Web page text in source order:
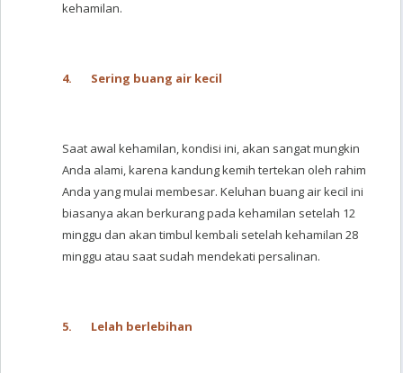
kehamilan.
4. Sering buang air kecil
Saat awal kehamilan, kondisi ini, akan sangat mungkin
Anda alami, karena kandung kemih tertekan oleh rahim
Anda yang mulai membesar. Keluhan buang air kecil ini
biasanya akan berkurang pada kehamilan setelah 12
minggu dan akan timbul kembali setelah kehamilan 28
minggu atau saat sudah mendekati persalinan.
5. Lelah berlebihan